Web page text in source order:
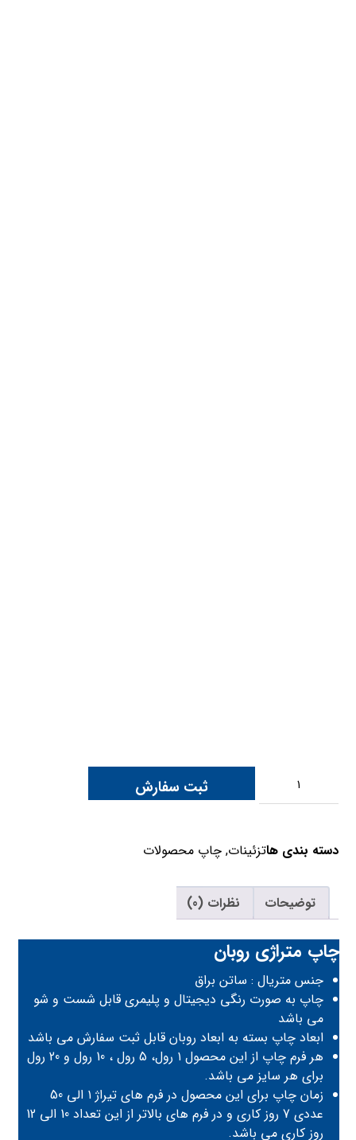
ثبت سفارش
دسته بندی هاتزئینات,چاپ محصولات
توضیحات نظرات (0)
چاپ متراژی روبان
جنس متریال : ساتن براق
چاپ به صورت رنگی دیجیتال و پلیمری قابل شست و شو
می باشد
ابعاد چاپ بسته به ابعاد روبان قابل ثبت سفارش می باشد
هر فرم چاپ از این محصول ۱ رول، 5 رول ، 10 رول و 20 رول
برای هر سایز می باشد.
زمان چاپ برای این محصول در فرم های تیراژ ۱ الی 50
عددی 7 روز کاری و در فرم های بالاتر از این تعداد 10 الی 12
روز کاری می باشد.